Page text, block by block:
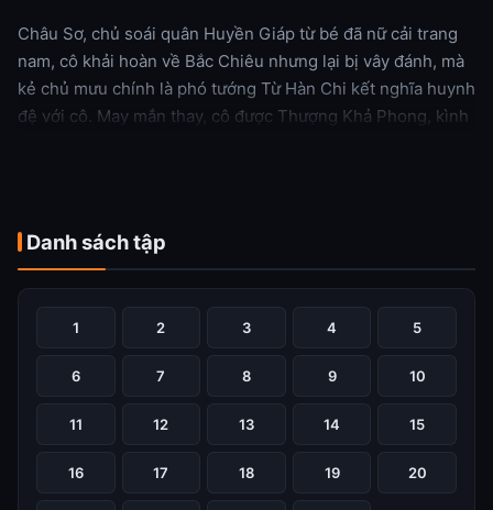
Châu Sơ, chủ soái quân Huyền Giáp từ bé đã nữ cải trang
nam, cô khải hoàn về Bắc Chiêu nhưng lại bị vây đánh, mà
kẻ chủ mưu chính là phó tướng Từ Hàn Chi kết nghĩa huynh
đệ với cô. May mắn thay, cô được Thượng Khả Phong, kình
đàn ông để tìm ra chân tướng, vừa được cưng chiều nhưng
Xem thêm
Danh sách tập
1 2 3 4 5
6 7 8 9 10
11 12 13 14 15
16 17 18 19 20